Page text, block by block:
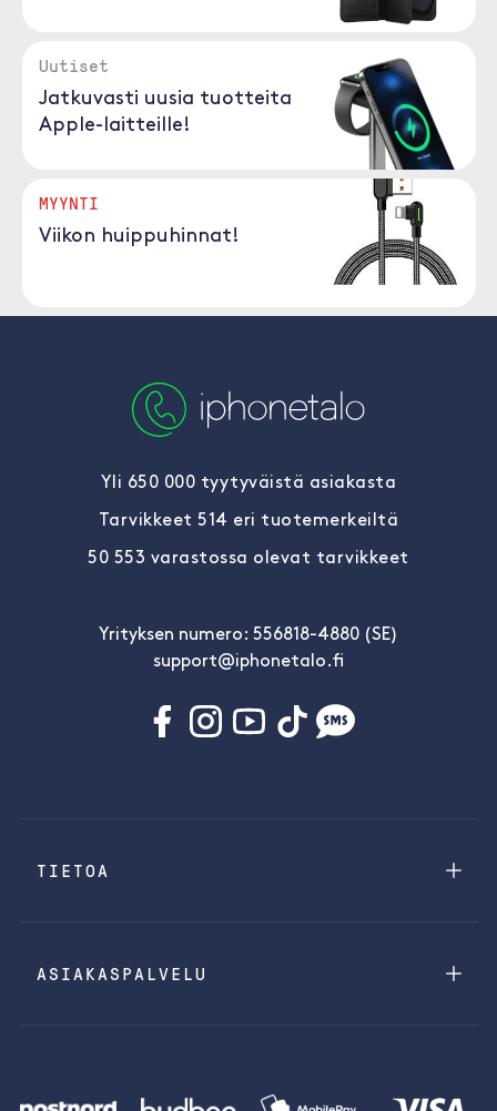
Uutiset
Jatkuvasti uusia tuotteita
Apple-laitteille!
MYYNTI
Viikon huippuhinnat!
Yli 650 000 tyytyväistä asiakasta
Tarvikkeet 514 eri tuotemerkeiltä
50 553 varastossa olevat tarvikkeet
Yrityksen numero: 556818-4880 (SE)
support@iphonetalo.fi
TIETOA
ASIAKASPALVELU